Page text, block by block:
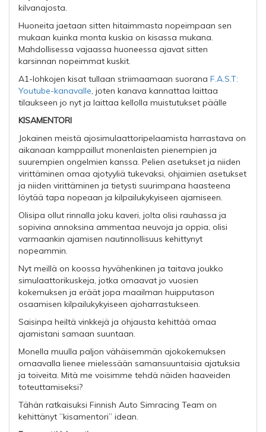
kilvanajosta.
Huoneita jaetaan sitten hitaimmasta nopeimpaan sen
mukaan kuinka monta kuskia on kisassa mukana.
Mahdollisessa vajaassa huoneessa ajavat sitten
karsinnan nopeimmat kuskit.
A1-lohkojen kisat tullaan striimaamaan suorana F.A.S.T:
Youtube-kanavalle, joten kanava kannattaa laittaa
tilaukseen jo nyt ja laittaa kellolla muistutukset päälle
KISAMENTORI
Jokainen meistä ajosimulaattoripelaamista harrastava on
aikanaan kamppaillut monenlaisten pienempien ja
suurempien ongelmien kanssa. Pelien asetukset ja niiden
virittäminen omaa ajotyyliä tukevaksi, ohjaimien asetukset
ja niiden virittäminen ja tietysti suurimpana haasteena
löytää tapa nopeaan ja kilpailukykyiseen ajamiseen.
Olisipa ollut rinnalla joku kaveri, jolta olisi rauhassa ja
sopivina annoksina ammentaa neuvoja ja oppia, olisi
varmaankin ajamisen nautinnollisuus kehittynyt
nopeammin.
Nyt meillä on koossa hyvähenkinen ja taitava joukko
simulaattorikuskeja, jotka omaavat jo vuosien
kokemuksen ja eräät jopa maailman huipputason
osaamisen kilpailukykyiseen ajoharrastukseen.
Saisinpa heiltä vinkkejä ja ohjausta kehittää omaa
ajamistani samaan suuntaan.
Monella muulla paljon vähäisemmän ajokokemuksen
omaavalla lienee mielessään samansuuntaisia ajatuksia
ja toiveita. Mitä me voisimme tehdä näiden haaveiden
toteuttamiseksi?
Tähän ratkaisuksi Finnish Auto Simracing Team on
kehittänyt ”kisamentori” idean.